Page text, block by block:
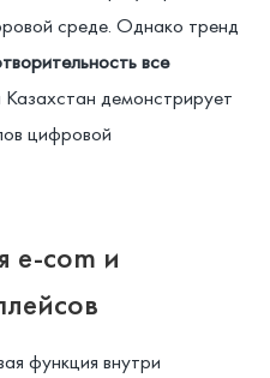
среде. Однако тренд
все
Казахстан демонстрирует
цифровой
e-com и
функция внутри